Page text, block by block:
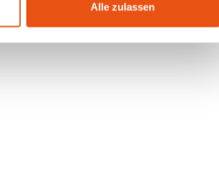
Alle zulassen